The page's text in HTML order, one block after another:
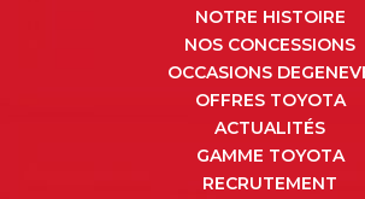
NOTRE HISTOIRE
NOS CONCESSIONS
OCCASIONS
OFFRES TOYOTA
ACTUALITÉS
GAMME TOYOTA
RECRUTEMENT